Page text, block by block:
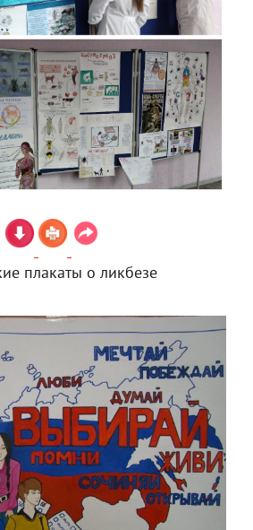
плакаты о ликбезе